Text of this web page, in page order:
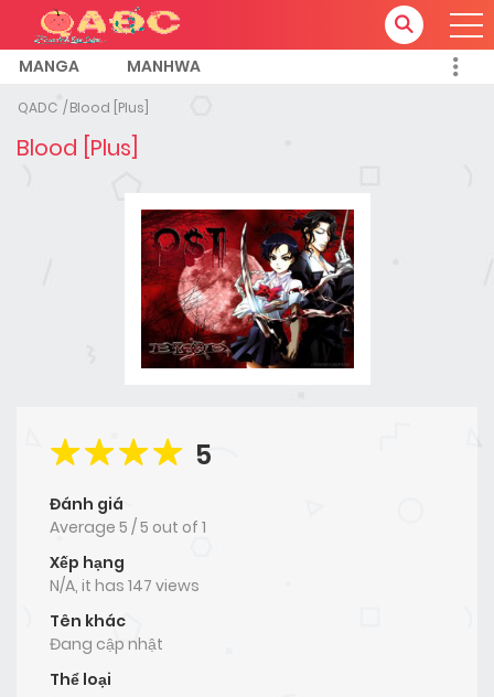
MANGA MANHWA
QADC Blood [Plus]
Blood [Plus]
5
Đánh giá
Average 5 /5 out of 1
Xếp hạng
N/A, it has 147 views
Tên khác
Đang cập nhật
Thể loại